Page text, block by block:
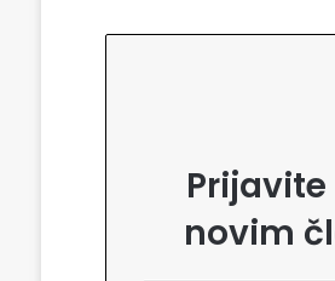
novim